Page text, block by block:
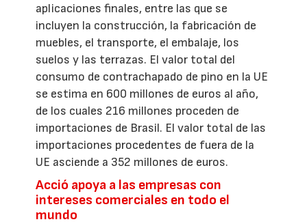
aplicaciones finales, entre las que se
incluyen la construcción, la fabricación de
muebles, el transporte, el embalaje, los
suelos y las terrazas. El valor total del
consumo de contrachapado de pino en la UE
se estima en 600 millones de euros al año,
de los cuales 216 millones proceden de
importaciones de Brasil. El valor total de las
importaciones procedentes de fuera de la
UE asciende a 352 millones de euros.
Acció apoya a las empresas con
intereses comerciales en todo el
mundo